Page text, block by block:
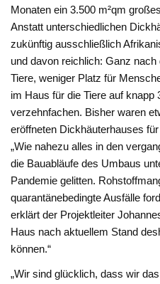
Monaten ein 3.500 m²qm
Anstatt unterschiedlichen
zukünftig ausschließlich
und davon reichlich: Ganz nach
Tiere, weniger Platz für
im Haus für die Tiere auf knapp
verzehnfachen. Bisher waren
eröffneten Dickhäuterhauses
„Wie nahezu alles in den
die Bauabläufe des Umbaus
Pandemie gelitten.
quarantänebedingte Ausfälle
erklärt der Projektleiter
Haus nach aktuellem Stand
können.“
„Wir sind glücklich, dass wir